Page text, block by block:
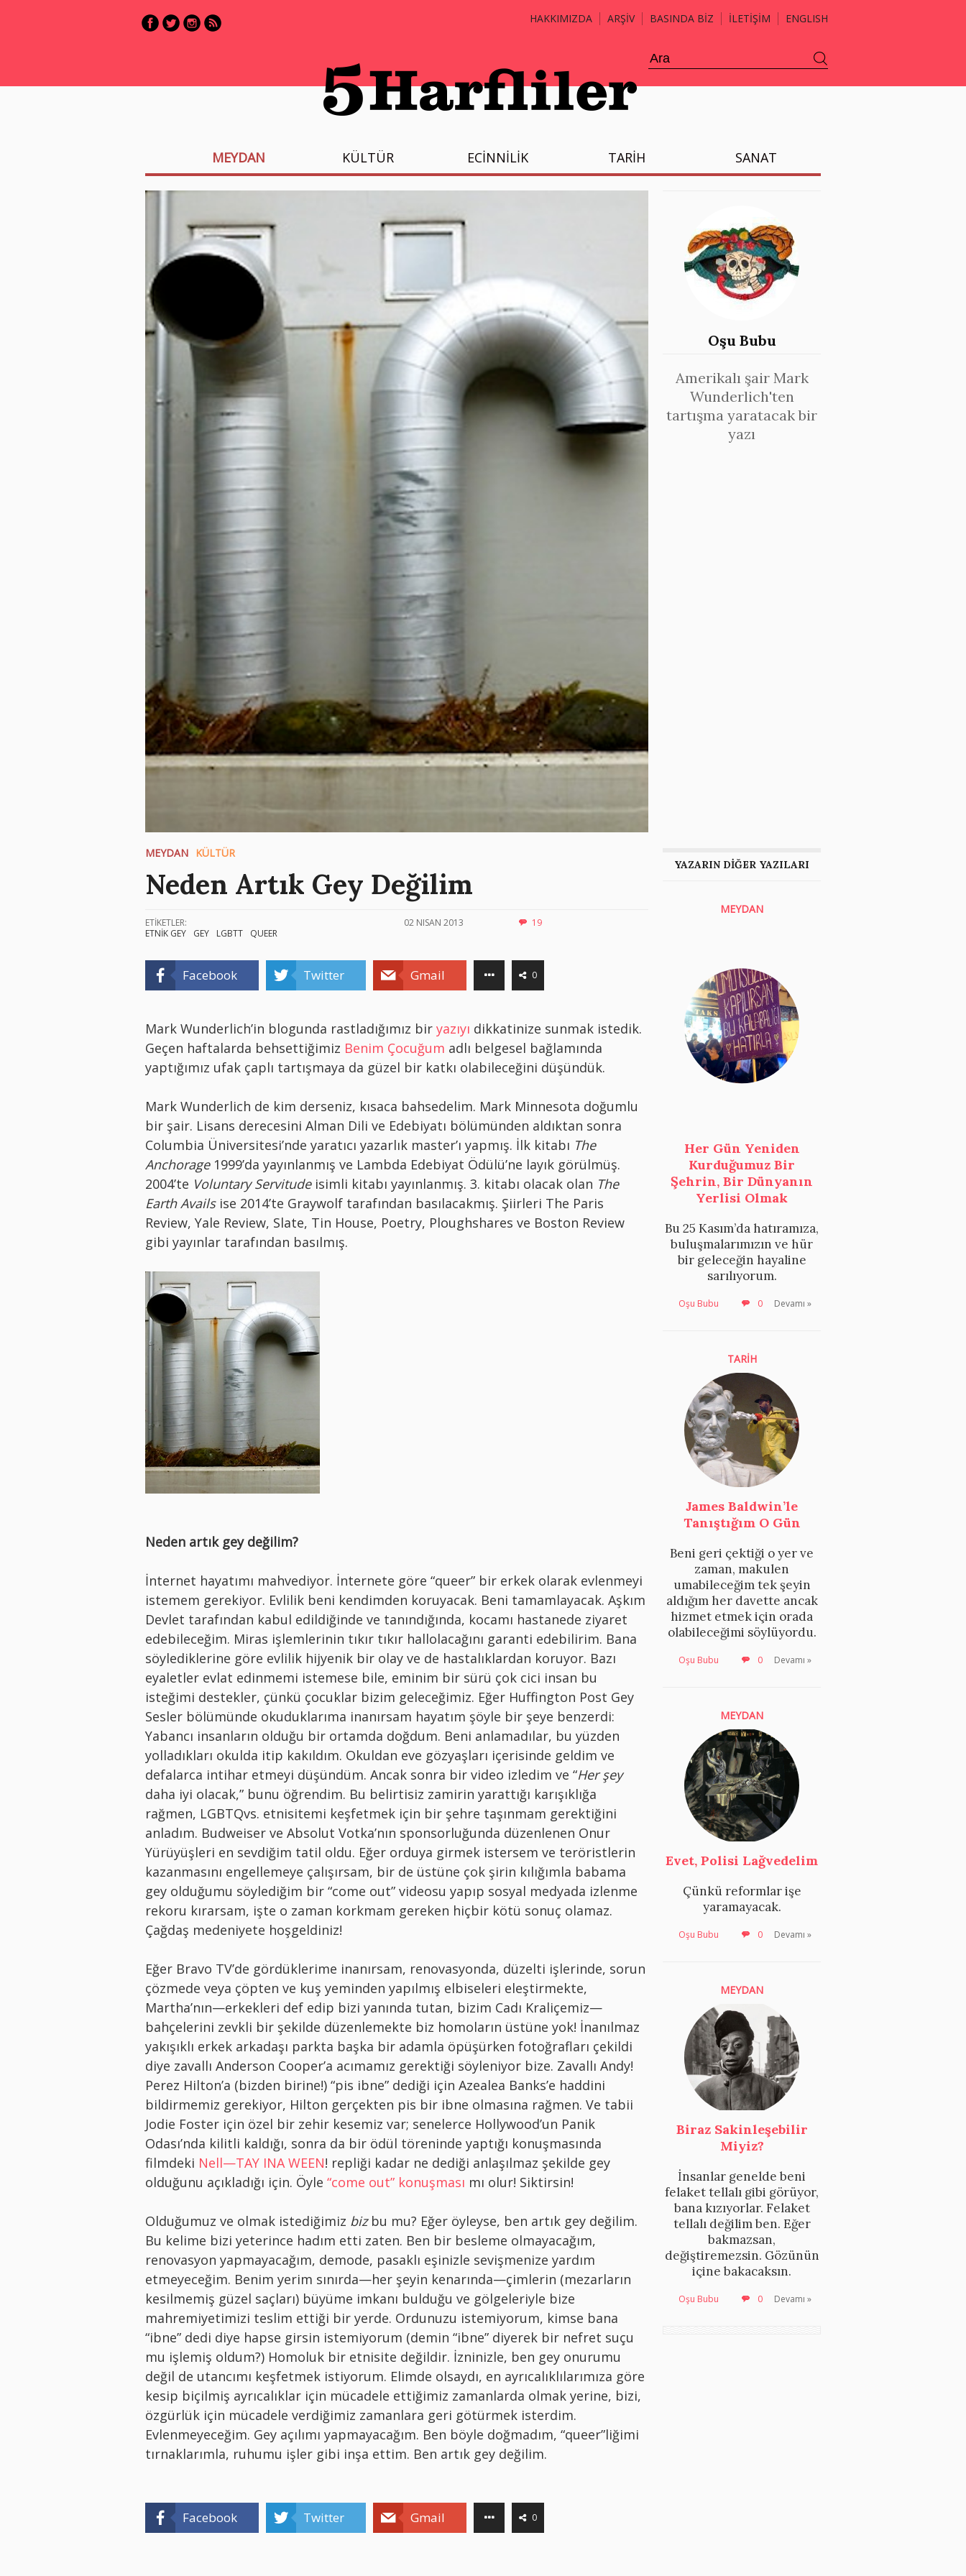
HAKKIMIZDA ARŞİV BASINDA BİZ İLETİŞİM ENGLISH
MEYDAN KÜLTÜR ECİNNİLİK TARİH SANAT
Oşu Bubu
Amerikalı şair Mark
Wunderlich'ten
tartışma yaratacak bir
yazı
MEYDAN KÜLTÜR
Neden Artık Gey Değilim
ETİKETLER:
ETNİK GEY
GEY LGBTT QUEER
02 NISAN 2013 19
Facebook Twitter Gmail 0
Mark Wunderlich’in blogunda rastladığımız bir yazıyı dikkatinize sunmak istedik.
Geçen haftalarda behsettiğimiz Benim Çocuğum adlı belgesel bağlamında
yaptığımız ufak çaplı tartışmaya da güzel bir katkı olabileceğini düşündük.
Mark Wunderlich de kim derseniz, kısaca bahsedelim. Mark Minnesota doğumlu
bir şair. Lisans derecesini Alman Dili ve Edebiyatı bölümünden aldıktan sonra
Columbia Üniversitesi’nde yaratıcı yazarlık master’ı yapmış. İlk kitabı The
Anchorage1999’da yayınlanmış ve Lambda Edebiyat Ödülü’ne layık görülmüş.
2004’te Voluntary Servitudeisimli kitabı yayınlanmış. 3. kitabı olacak olan The
Earth Availsise 2014’te Graywolf tarafından basılacakmış. Şiirleri The Paris
Review, Yale Review, Slate, Tin House, Poetry, Ploughshares ve Boston Review
gibi yayınlar tarafından basılmış.
Neden artık gey değilim?
İnternet hayatımı mahvediyor. İnternete göre “queer” bir erkek olarak evlenmeyi
istemem gerekiyor. Evlilik beni kendimden koruyacak. Beni tamamlayacak. Aşkım
Devlet tarafından kabul edildiğinde ve tanındığında, kocamı hastanede ziyaret
edebileceğim. Miras işlemlerinin tıkır tıkır hallolacağını garanti edebilirim. Bana
söylediklerine göre evlilik hijyenik bir olay ve de hastalıklardan koruyor. Bazı
eyaletler evlat edinmemi istemese bile, eminim bir sürü çok cici insan bu
isteğimi destekler, çünkü çocuklar bizim geleceğimiz. Eğer Huffington Post Gey
Sesler bölümünde okuduklarıma inanırsam hayatım şöyle bir şeye benzerdi:
Yabancı insanların olduğu bir ortamda doğdum. Beni anlamadılar, bu yüzden
yolladıkları okulda itip kakıldım. Okuldan eve gözyaşları içerisinde geldim ve
defalarca intihar etmeyi düşündüm. Ancak sonra bir video izledim ve “Her şey
daha iyi olacak,” bunu öğrendim. Bu belirtisiz zamirin yarattığı karışıklığa
rağmen, LGBTQvs. etnisitemi keşfetmek için bir şehre taşınmam gerektiğini
anladım. Budweiser ve Absolut Votka’nın sponsorluğunda düzenlenen Onur
Yürüyüşleri en sevdiğim tatil oldu. Eğer orduya girmek istersem ve teröristlerin
kazanmasını engellemeye çalışırsam, bir de üstüne çok şirin kılığımla babama
gey olduğumu söylediğim bir “come out” videosu yapıp sosyal medyada izlenme
rekoru kırarsam, işte o zaman korkmam gereken hiçbir kötü sonuç olamaz.
Çağdaş medeniyete hoşgeldiniz!
Eğer Bravo TV’de gördüklerime inanırsam, renovasyonda, düzelti işlerinde, sorun
çözmede veya çöpten ve kuş yeminden yapılmış elbiseleri eleştirmekte,
Martha’nın—erkekleri def edip bizi yanında tutan, bizim Cadı Kraliçemiz—
bahçelerini zevkli bir şekilde düzenlemekte biz homoların üstüne yok! İnanılmaz
yakışıklı erkek arkadaşı parkta başka bir adamla öpüşürken fotoğrafları çekildi
diye zavallı Anderson Cooper’a acımamız gerektiği söyleniyor bize. Zavallı Andy!
Perez Hilton’a (bizden birine!) “pis ibne” dediği için Azealea Banks’e haddini
bildirmemiz gerekiyor, Hilton gerçekten pis bir ibne olmasına rağmen. Ve tabii
Jodie Foster için özel bir zehir kesemiz var; senelerce Hollywood’un Panik
Odası’nda kilitli kaldığı, sonra da bir ödül töreninde yaptığı konuşmasında
filmdeki Nell—TAY INA WEEN! repliği kadar ne dediği anlaşılmaz şekilde gey
olduğunu açıkladığı için. Öyle “come out” konuşması mı olur! Siktirsin!
Olduğumuz ve olmak istediğimiz bizbu mu? Eğer öyleyse, ben artık gey değilim.
Bu kelime bizi yeterince hadım etti zaten. Ben bir besleme olmayacağım,
renovasyon yapmayacağım, demode, pasaklı eşinizle sevişmenize yardım
etmeyeceğim. Benim yerim sınırda—her şeyin kenarında—çimlerin (mezarların
kesilmemiş güzel saçları) büyüme imkanı bulduğu ve gölgeleriyle bize
mahremiyetimizi teslim ettiği bir yerde. Ordunuzu istemiyorum, kimse bana
“ibne” dedi diye hapse girsin istemiyorum (demin “ibne” diyerek bir nefret suçu
mu işlemiş oldum?) Homoluk bir etnisite değildir. İzninizle, ben gey onurumu
değil de utancımı keşfetmek istiyorum. Elimde olsaydı, en ayrıcalıklılarımıza göre
kesip biçilmiş ayrıcalıklar için mücadele ettiğimiz zamanlarda olmak yerine, bizi,
özgürlük için mücadele verdiğimiz zamanlara geri götürmek isterdim.
Evlenmeyeceğim. Gey açılımı yapmayacağım. Ben böyle doğmadım, “queer”liğimi
tırnaklarımla, ruhumu işler gibi inşa ettim. Ben artık gey değilim.
Facebook Twitter Gmail 0
YAZARIN DİĞER YAZILARI
MEYDAN
Her Gün Yeniden
Kurduğumuz Bir
Şehrin, Bir Dünyanın
Yerlisi Olmak
Bu 25 Kasım’da hatıramıza,
buluşmalarımızın ve hür
bir geleceğin hayaline
sarılıyorum.
Oşu Bubu 0 Devamı »
TARİH
James Baldwin’le
Tanıştığım O Gün
Beni geri çektiği o yer ve
zaman, makulen
umabileceğim tek şeyin
aldığım her davette ancak
hizmet etmek için orada
olabileceğimi söylüyordu.
Oşu Bubu 0 Devamı »
MEYDAN
Evet, Polisi Lağvedelim
Çünkü reformlar işe
yaramayacak.
Oşu Bubu 0 Devamı »
MEYDAN
Biraz Sakinleşebilir
Miyiz?
İnsanlar genelde beni
felaket tellalı gibi görüyor,
bana kızıyorlar. Felaket
tellalı değilim ben. Eğer
bakmazsan,
değiştiremezsin. Gözünün
içine bakacaksın.
Oşu Bubu 0 Devamı »